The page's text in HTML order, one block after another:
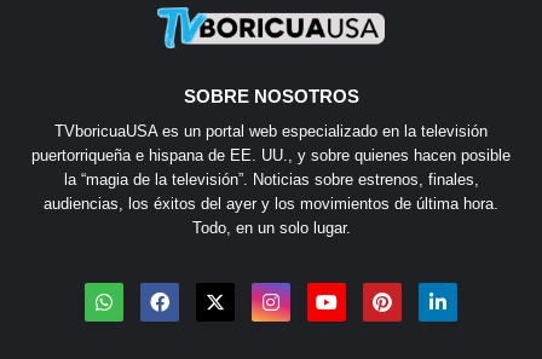
SOBRE NOSOTROS
TVboricuaUSA es un portal web especializado en la televisión
puertorriqueña e hispana de EE. UU., y sobre quienes hacen posible
la “magia de la televisión”. Noticias sobre estrenos, finales,
audiencias, los éxitos del ayer y los movimientos de última hora.
Todo, en un solo lugar.